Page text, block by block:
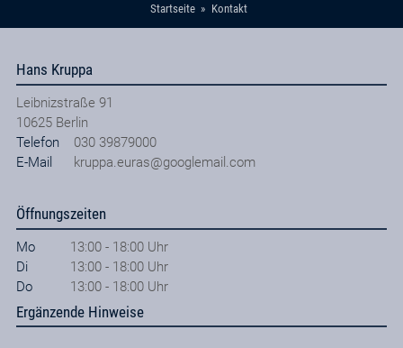
Startseite Kontakt
Hans Kruppa
Leibnizstraße 91
10625 Berlin
Telefon
030 39879000
E-Mail
kruppa.euras@googlemail.com
Öffnungszeiten
Mo
13:00 - 18:00 Uhr
Di
13:00 - 18:00 Uhr
Do
13:00 - 18:00 Uhr
Ergänzende Hinweise